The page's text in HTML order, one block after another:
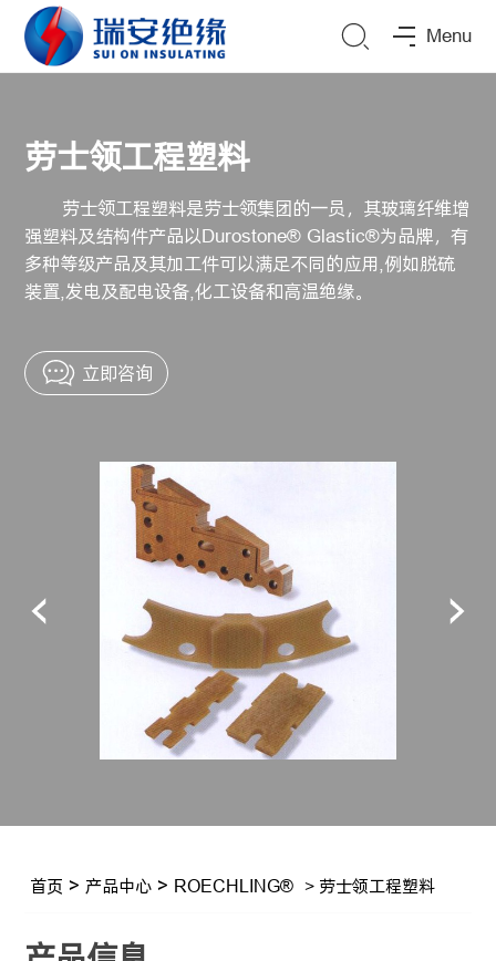
Menu
劳士领工程塑料
劳士领工程塑料是劳士领集团的一员，其玻璃纤维增
强塑料及结构件产品以Durostone® Glastic®为品牌，有
多种等级产品及其加工件可以满足不同的应用,例如脱硫
装置,发电及配电设备,化工设备和高温绝缘。
立即咨询
首页 > 产品中心 > ROECHLING® > 劳士领工程塑料